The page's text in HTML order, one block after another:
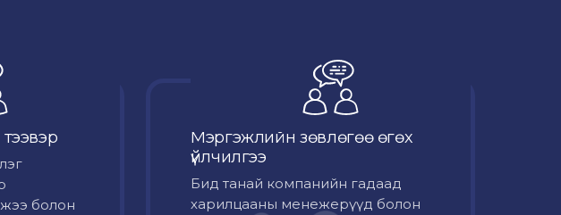
болон
Мэргэжлийн зөвлөгөө өгөх
үйлчилгээ
Бид танай компанийн гадаад
харилцааны менежерүүд болон